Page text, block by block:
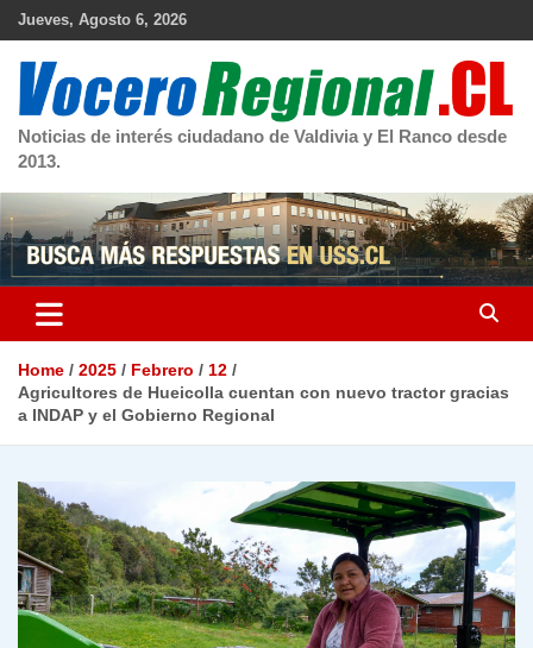
Skip
Jueves, Agosto 6, 2026
Noticias de interés ciudadano de Valdivia y El Ranco desde
2013.
Home 2025 Febrero
12
Agricultores de Hueicolla cuentan con nuevo tractor gracias
a INDAP y el Gobierno Regional